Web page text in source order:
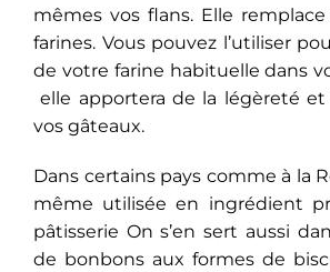
mêmes vos flans. Elle
farines. Vous pouvez l’utiliser
de votre farine habituelle dans
elle apportera de la légèreté
vos gâteaux.
Dans certains pays comme à la
même utilisée en ingrédient
pâtisserie On s’en sert aussi
de bonbons aux formes de